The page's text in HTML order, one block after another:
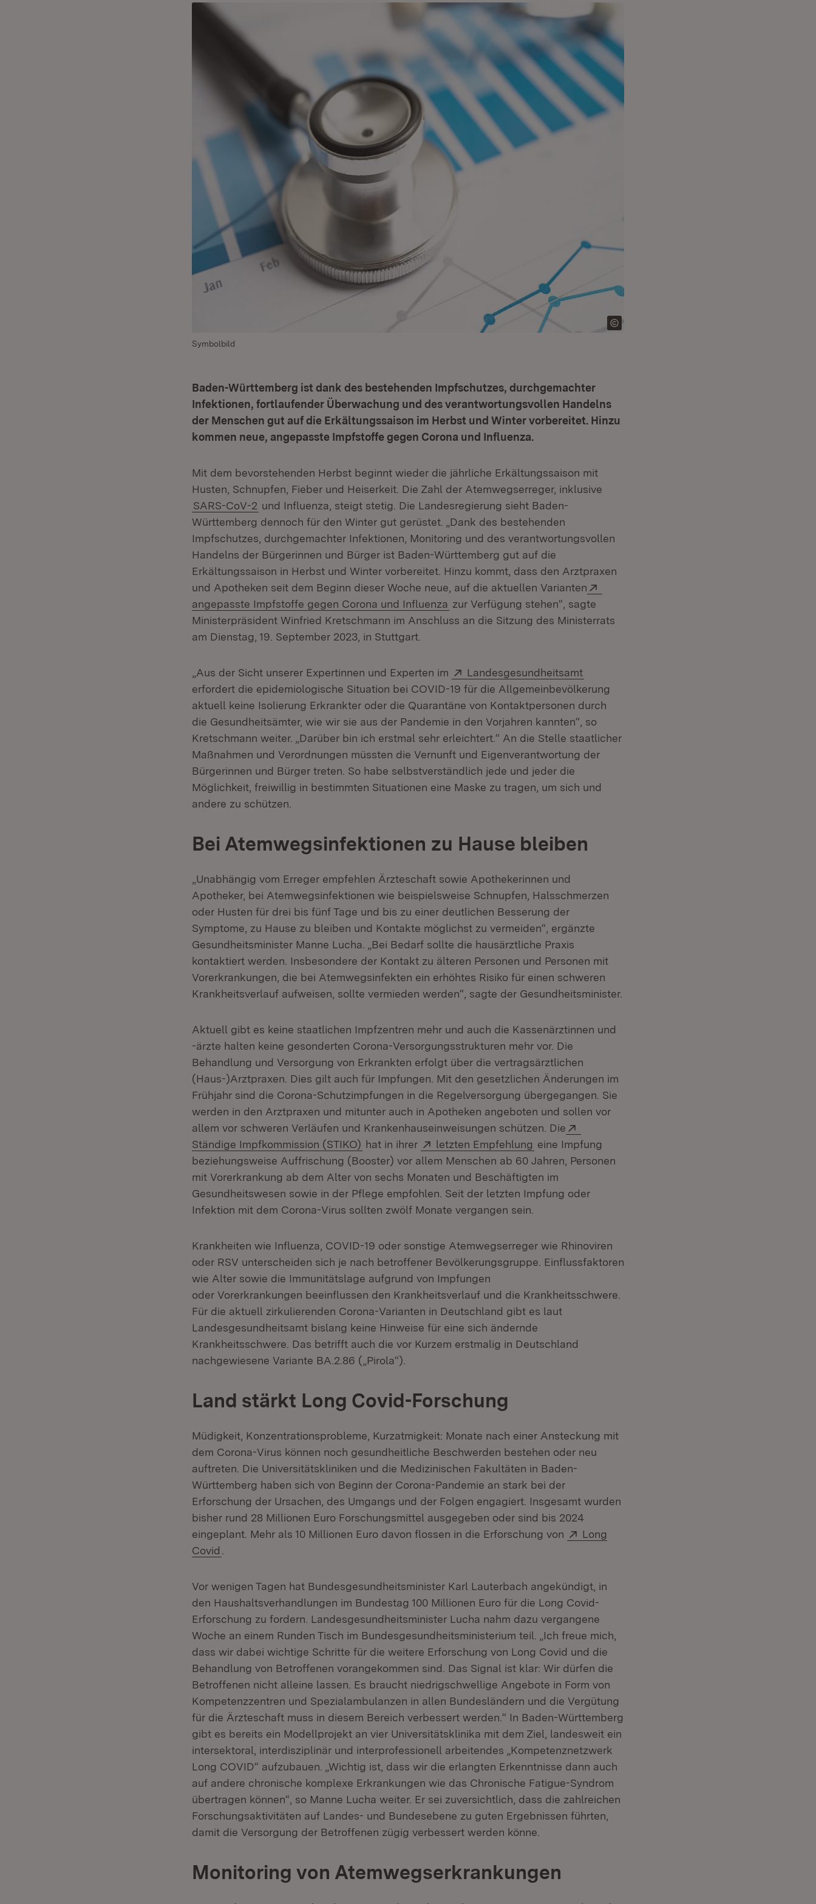
Symbolbild
Baden-Württemberg ist dank des bestehenden Impfschutzes, durchgemachter
Infektionen, fortlaufender Überwachung und des verantwortungsvollen Handelns
der Menschen gut auf die Erkältungssaison im Herbst und Winter vorbereitet. Hinzu
kommen neue, angepasste Impfstoffe gegen Corona und Influenza.
Mit dem bevorstehenden Herbst beginnt wieder die jährliche Erkältungssaison mit
Husten, Schnupfen, Fieber und Heiserkeit. Die Zahl der Atemwegserreger, inklusive
SARS-CoV-2 und Influenza, steigt stetig. Die Landesregierung sieht Baden-
Württemberg dennoch für den Winter gut gerüstet. „Dank des bestehenden
Impfschutzes, durchgemachter Infektionen, Monitoring und des verantwortungsvollen
Handelns der Bürgerinnen und Bürger ist Baden-Württemberg gut auf die
Erkältungssaison in Herbst und Winter vorbereitet. Hinzu kommt, dass den Arztpraxen
und Apotheken seit dem Beginn dieser Woche neue, auf die aktuellen Varianten
angepasste Impfstoffe gegen Corona und Influenza (Öffnet in neuem Fenster)
zur Verfügung stehen“, sagte
Ministerpräsident Winfried Kretschmann im Anschluss an die Sitzung des Ministerrats
am Dienstag, 19. September 2023, in Stuttgart.
„Aus der Sicht unserer Expertinnen und Experten im Extern:
Landesgesundheitsamt
erfordert die epidemiologische Situation bei COVID-19 für die Allgemeinbevölkerung
aktuell keine Isolierung Erkrankter oder die Quarantäne von Kontaktpersonen durch
die Gesundheitsämter, wie wir sie aus der Pandemie in den Vorjahren kannten“, so
Kretschmann weiter. „Darüber bin ich erstmal sehr erleichtert.“ An die Stelle staatlicher
Maßnahmen und Verordnungen müssten die Vernunft und Eigenverantwortung der
Bürgerinnen und Bürger treten. So habe selbstverständlich jede und jeder die
Möglichkeit, freiwillig in bestimmten Situationen eine Maske zu tragen, um sich und
andere zu schützen.
Bei Atemwegsinfektionen zu Hause bleiben
„Unabhängig vom Erreger empfehlen Ärzteschaft sowie Apothekerinnen und
Apotheker, bei Atemwegsinfektionen wie beispielsweise Schnupfen, Halsschmerzen
oder Husten für drei bis fünf Tage und bis zu einer deutlichen Besserung der
Symptome, zu Hause zu bleiben und Kontakte möglichst zu vermeiden“, ergänzte
Gesundheitsminister Manne Lucha. „Bei Bedarf sollte die hausärztliche Praxis
kontaktiert werden. Insbesondere der Kontakt zu älteren Personen und Personen mit
Vorerkrankungen, die bei Atemwegsinfekten ein erhöhtes Risiko für einen schweren
Krankheitsverlauf aufweisen, sollte vermieden werden“, sagte der Gesundheitsminister.
Aktuell gibt es keine staatlichen Impfzentren mehr und auch die Kassenärztinnen und
-ärzte halten keine gesonderten Corona-Versorgungsstrukturen mehr vor. Die
Behandlung und Versorgung von Erkrankten erfolgt über die vertragsärztlichen
(Haus-)Arztpraxen. Dies gilt auch für Impfungen. Mit den gesetzlichen Änderungen im
Frühjahr sind die Corona-Schutzimpfungen in die Regelversorgung übergegangen. Sie
werden in den Arztpraxen und mitunter auch in Apotheken angeboten und sollen vor
allem vor schweren Verläufen und Krankenhauseinweisungen schützen. Die
Ständige Impfkommission (STIKO) (Öffnet in neuem Fenster)
hat in ihrer Extern:
letzten Empfehlung (Öffnet in neuem Fenster)
eine Impfung
beziehungsweise Auffrischung (Booster) vor allem Menschen ab 60 Jahren, Personen
mit Vorerkrankung ab dem Alter von sechs Monaten und Beschäftigten im
Gesundheitswesen sowie in der Pflege empfohlen. Seit der letzten Impfung oder
Infektion mit dem Corona-Virus sollten zwölf Monate vergangen sein.
Krankheiten wie Influenza, COVID-19 oder sonstige Atemwegserreger wie Rhinoviren
oder RSV unterscheiden sich je nach betroffener Bevölkerungsgruppe. Einflussfaktoren
wie Alter sowie die Immunitätslage aufgrund von Impfungen
oder Vorerkrankungen beeinflussen den Krankheitsverlauf und die Krankheitsschwere.
Für die aktuell zirkulierenden Corona-Varianten in Deutschland gibt es laut
Landesgesundheitsamt bislang keine Hinweise für eine sich ändernde
Krankheitsschwere. Das betrifft auch die vor Kurzem erstmalig in Deutschland
nachgewiesene Variante BA.2.86 („Pirola“).
Land stärkt Long Covid-Forschung
Müdigkeit, Konzentrationsprobleme, Kurzatmigkeit: Monate nach einer Ansteckung mit
dem Corona-Virus können noch gesundheitliche Beschwerden bestehen oder neu
auftreten. Die Universitätskliniken und die Medizinischen Fakultäten in Baden-
Württemberg haben sich von Beginn der Corona-Pandemie an stark bei der
Erforschung der Ursachen, des Umgangs und der Folgen engagiert. Insgesamt wurden
bisher rund 28 Millionen Euro Forschungsmittel ausgegeben oder sind bis 2024
eingeplant. Mehr als 10 Millionen Euro davon flossen in die Erforschung von
Extern:
Long
Covid
Vor wenigen Tagen hat Bundesgesundheitsminister Karl Lauterbach angekündigt, in
den Haushaltsverhandlungen im Bundestag 100 Millionen Euro für die Long Covid-
Erforschung zu fordern. Landesgesundheitsminister Lucha nahm dazu vergangene
Woche an einem Runden Tisch im Bundesgesundheitsministerium teil. „Ich freue mich,
dass wir dabei wichtige Schritte für die weitere Erforschung von Long Covid und die
Behandlung von Betroffenen vorangekommen sind. Das Signal ist klar: Wir dürfen die
Betroffenen nicht alleine lassen. Es braucht niedrigschwellige Angebote in Form von
Kompetenzzentren und Spezialambulanzen in allen Bundesländern und die Vergütung
für die Ärzteschaft muss in diesem Bereich verbessert werden.“ In Baden-Württemberg
gibt es bereits ein Modellprojekt an vier Universitätsklinika mit dem Ziel, landesweit ein
intersektoral, interdisziplinär und interprofessionell arbeitendes „Kompetenznetzwerk
Long COVID“ aufzubauen. „Wichtig ist, dass wir die erlangten Erkenntnisse dann auch
auf andere chronische komplexe Erkrankungen wie das Chronische Fatigue-Syndrom
übertragen können“, so Manne Lucha weiter. Er sei zuversichtlich, dass die zahlreichen
Forschungsaktivitäten auf Landes- und Bundesebene zu guten Ergebnissen führten,
damit die Versorgung der Betroffenen zügig verbessert werden könne.
Monitoring von Atemwegserkrankungen